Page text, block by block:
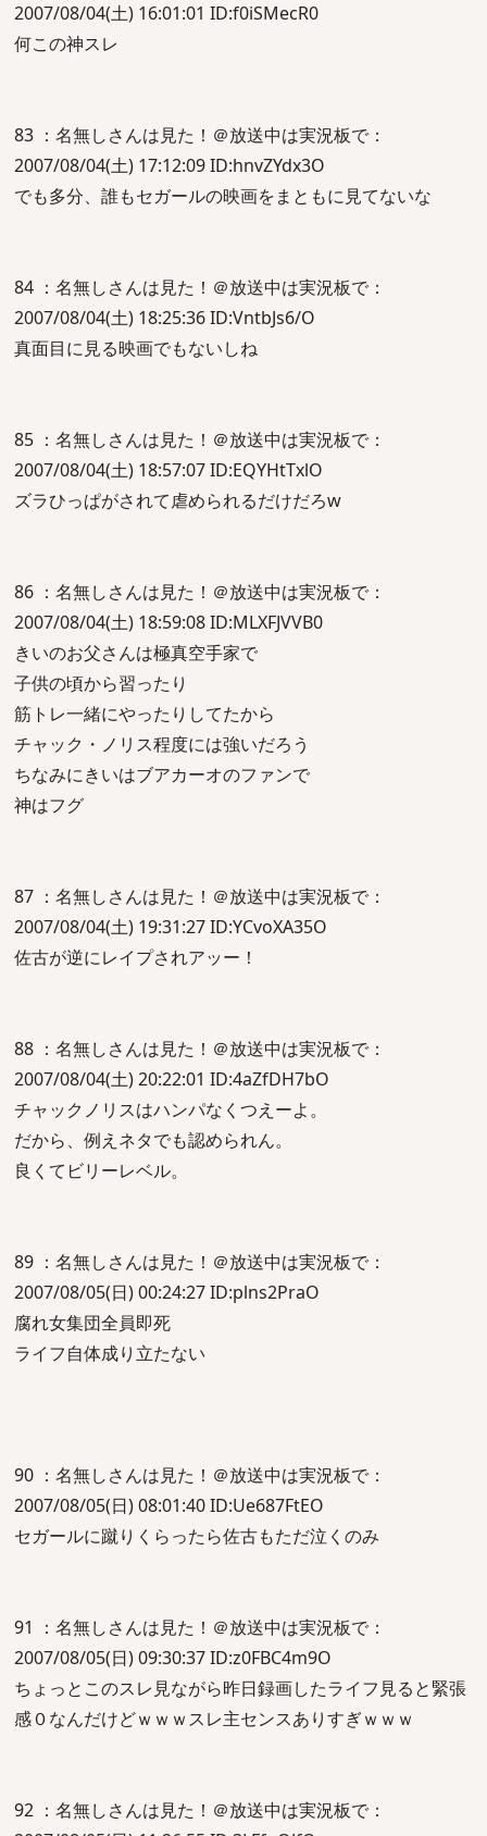
2007/08/04(土) 16:01:01 ID:f0iSMecR0
何この神スレ
83 ：名無しさんは見た！＠放送中は実況板で：
2007/08/04(土) 17:12:09 ID:hnvZYdx3O
でも多分、誰もセガールの映画をまともに見てないな
84 ：名無しさんは見た！＠放送中は実況板で：
2007/08/04(土) 18:25:36 ID:VntbJs6/O
真面目に見る映画でもないしね
85 ：名無しさんは見た！＠放送中は実況板で：
2007/08/04(土) 18:57:07 ID:EQYHtTxlO
ズラひっぱがされて虐められるだけだろw
86 ：名無しさんは見た！＠放送中は実況板で：
2007/08/04(土) 18:59:08 ID:MLXFJVVB0
きいのお父さんは極真空手家で
子供の頃から習ったり
筋トレ一緒にやったりしてたから
チャック・ノリス程度には強いだろう
ちなみにきいはブアカーオのファンで
神はフグ
87 ：名無しさんは見た！＠放送中は実況板で：
2007/08/04(土) 19:31:27 ID:YCvoXA35O
佐古が逆にレイプされアッー！
88 ：名無しさんは見た！＠放送中は実況板で：
2007/08/04(土) 20:22:01 ID:4aZfDH7bO
チャックノリスはハンパなくつえーよ。
だから、例えネタでも認められん。
良くてビリーレベル。
89 ：名無しさんは見た！＠放送中は実況板で：
2007/08/05(日) 00:24:27 ID:plns2PraO
腐れ女集団全員即死
ライフ自体成り立たない
90 ：名無しさんは見た！＠放送中は実況板で：
2007/08/05(日) 08:01:40 ID:Ue687FtEO
セガールに蹴りくらったら佐古もただ泣くのみ
91 ：名無しさんは見た！＠放送中は実況板で：
2007/08/05(日) 09:30:37 ID:z0FBC4m9O
ちょっとこのスレ見ながら昨日録画したライフ見ると緊張
感０なんだけどｗｗｗスレ主センスありすぎｗｗｗ
92 ：名無しさんは見た！＠放送中は実況板で：